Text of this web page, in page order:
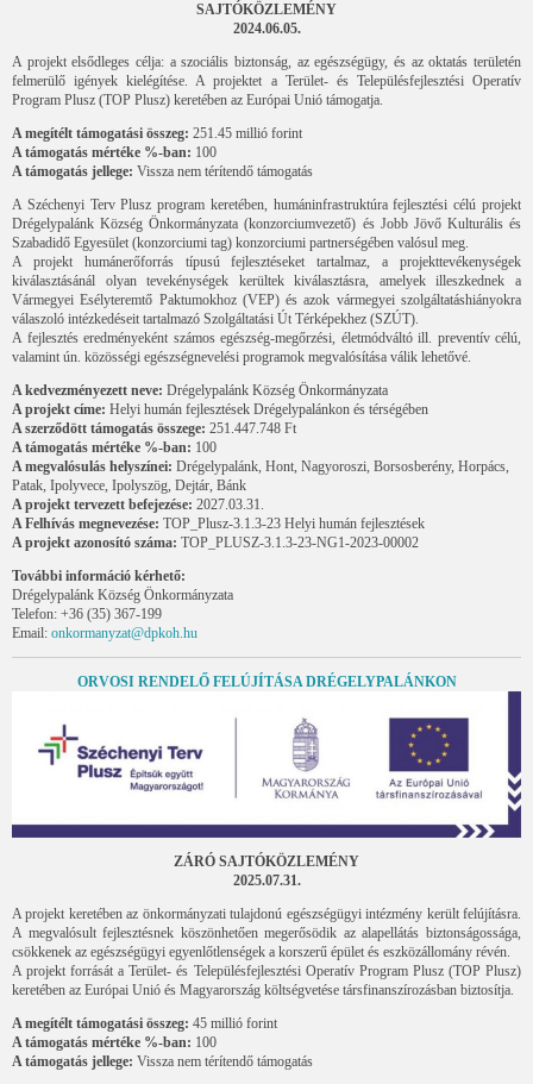
SAJTÓKÖZLEMÉNY
2024.06.05.
A projekt elsődleges célja: a szociális biztonság, az egészségügy, és az oktatás területén
felmerülő igények kielégítése. A projektet a Terület- és Településfejlesztési Operatív
Program Plusz (TOP Plusz) keretében az Európai Unió támogatja.
A megítélt támogatási összeg: 251.45 millió forint
A támogatás mértéke %-ban: 100
A támogatás jellege: Vissza nem térítendő támogatás
A Széchenyi Terv Plusz program keretében, humáninfrastruktúra fejlesztési célú projekt
Drégelypalánk Község Önkormányzata (konzorciumvezető) és Jobb Jövő Kulturális és
Szabadidő Egyesület (konzorciumi tag) konzorciumi partnerségében valósul meg.
A projekt humánerőforrás típusú fejlesztéseket tartalmaz, a projekttevékenységek
kiválasztásánál olyan tevekénységek kerültek kiválasztásra, amelyek illeszkednek a
Vármegyei Esélyteremtő Paktumokhoz (VEP) és azok vármegyei szolgáltatáshiányokra
válaszoló intézkedéseit tartalmazó Szolgáltatási Út Térképekhez (SZÚT).
A fejlesztés eredményeként számos egészség-megőrzési, életmódváltó ill. preventív célú,
valamint ún. közösségi egészségnevelési programok megvalósítása válik lehetővé.
A kedvezményezett neve: Drégelypalánk Község Önkormányzata
A projekt címe: Helyi humán fejlesztések Drégelypalánkon és térségében
A szerződött támogatás összege: 251.447.748 Ft
A támogatás mértéke %-ban: 100
A megvalósulás helyszínei: Drégelypalánk, Hont, Nagyoroszi, Borsosberény, Horpács,
Patak, Ipolyvece, Ipolyszög, Dejtár, Bánk
A projekt tervezett befejezése: 2027.03.31.
A Felhívás megnevezése: TOP_Plusz-3.1.3-23 Helyi humán fejlesztések
A projekt azonosító száma: TOP_PLUSZ-3.1.3-23-NG1-2023-00002
További információ kérhető:
Drégelypalánk Község Önkormányzata
Telefon: +36 (35) 367-199
Email: onkormanyzat@dpkoh.hu
ORVOSI RENDELŐ FELÚJÍTÁSA DRÉGELYPALÁNKON
ZÁRÓ SAJTÓKÖZLEMÉNY
2025.07.31.
A projekt keretében az önkormányzati tulajdonú egészségügyi intézmény került felújításra.
A megvalósult fejlesztésnek köszönhetően megerősödik az alapellátás biztonságossága,
csökkenek az egészségügyi egyenlőtlenségek a korszerű épület és eszközállomány révén.
A projekt forrását a Terület- és Településfejlesztési Operatív Program Plusz (TOP Plusz)
keretében az Európai Unió és Magyarország költségvetése társfinanszírozásban biztosítja.
A megítélt támogatási összeg: 45 millió forint
A támogatás mértéke %-ban: 100
A támogatás jellege: Vissza nem térítendő támogatás